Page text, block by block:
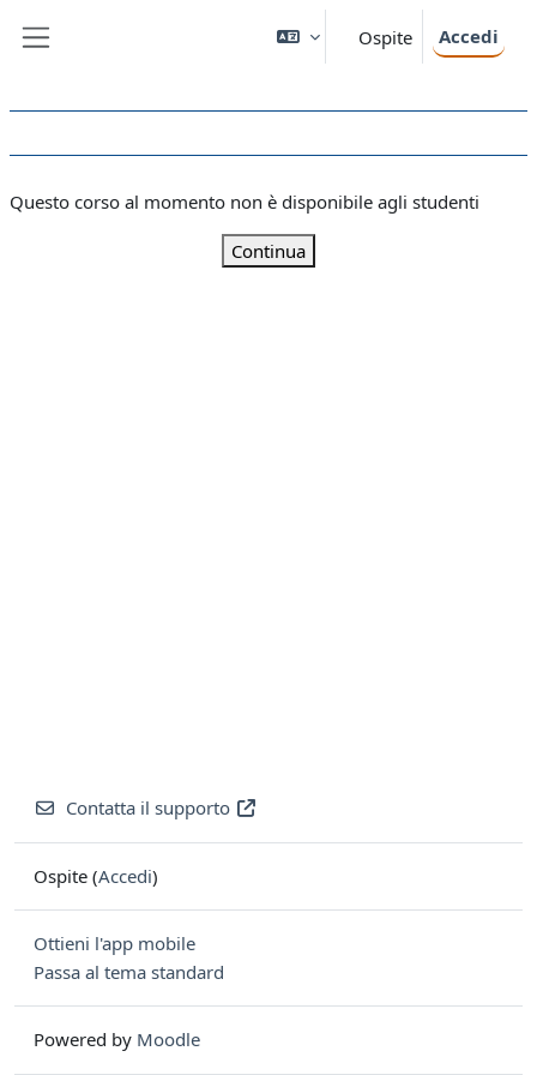
Ospite Accedi
Questo corso al momento non è disponibile agli studenti
Continua
Contatta il supporto
Ospite (Accedi)
Ottieni l'app mobile
Passa al tema standard
Powered by Moodle